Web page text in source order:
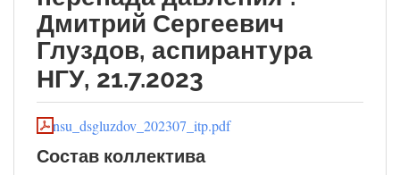
Дмитрий Сергеевич
Глуздов, аспирантура
НГУ, 21.7.2023
nsu_dsgluzdov_202307_itp.pdf
Состав коллектива